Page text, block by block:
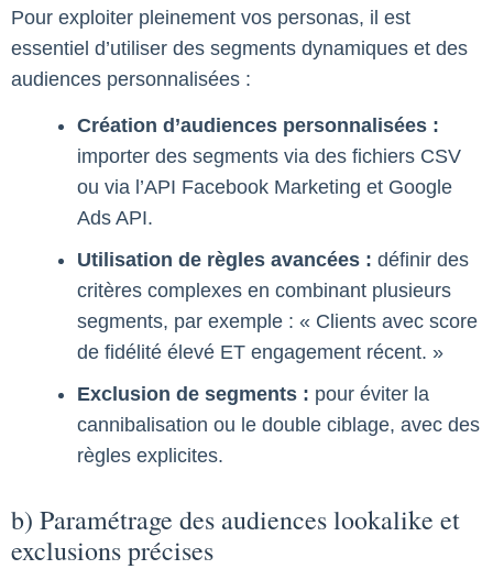
Pour exploiter pleinement vos personas, il est
essentiel d’utiliser des segments dynamiques et des
audiences personnalisées :
Création d’audiences personnalisées :
importer des segments via des fichiers CSV
ou via l’API Facebook Marketing et Google
Ads API.
Utilisation de règles avancées : définir des
critères complexes en combinant plusieurs
segments, par exemple : « Clients avec score
de fidélité élevé ET engagement récent. »
Exclusion de segments : pour éviter la
cannibalisation ou le double ciblage, avec des
règles explicites.
b) Paramétrage des audiences lookalike et
exclusions précises